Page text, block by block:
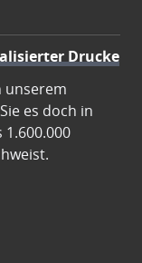
Drucke
unserem
es doch in